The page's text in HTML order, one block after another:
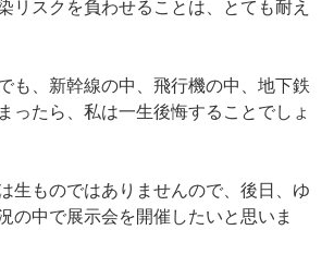
リスクを負わせることは、とても耐え
も、新幹線の中、飛行機の中、地下鉄
ったら、私は一生後悔することでしょ
生ものではありませんので、後日、ゆ
の中で展示会を開催したいと思いま